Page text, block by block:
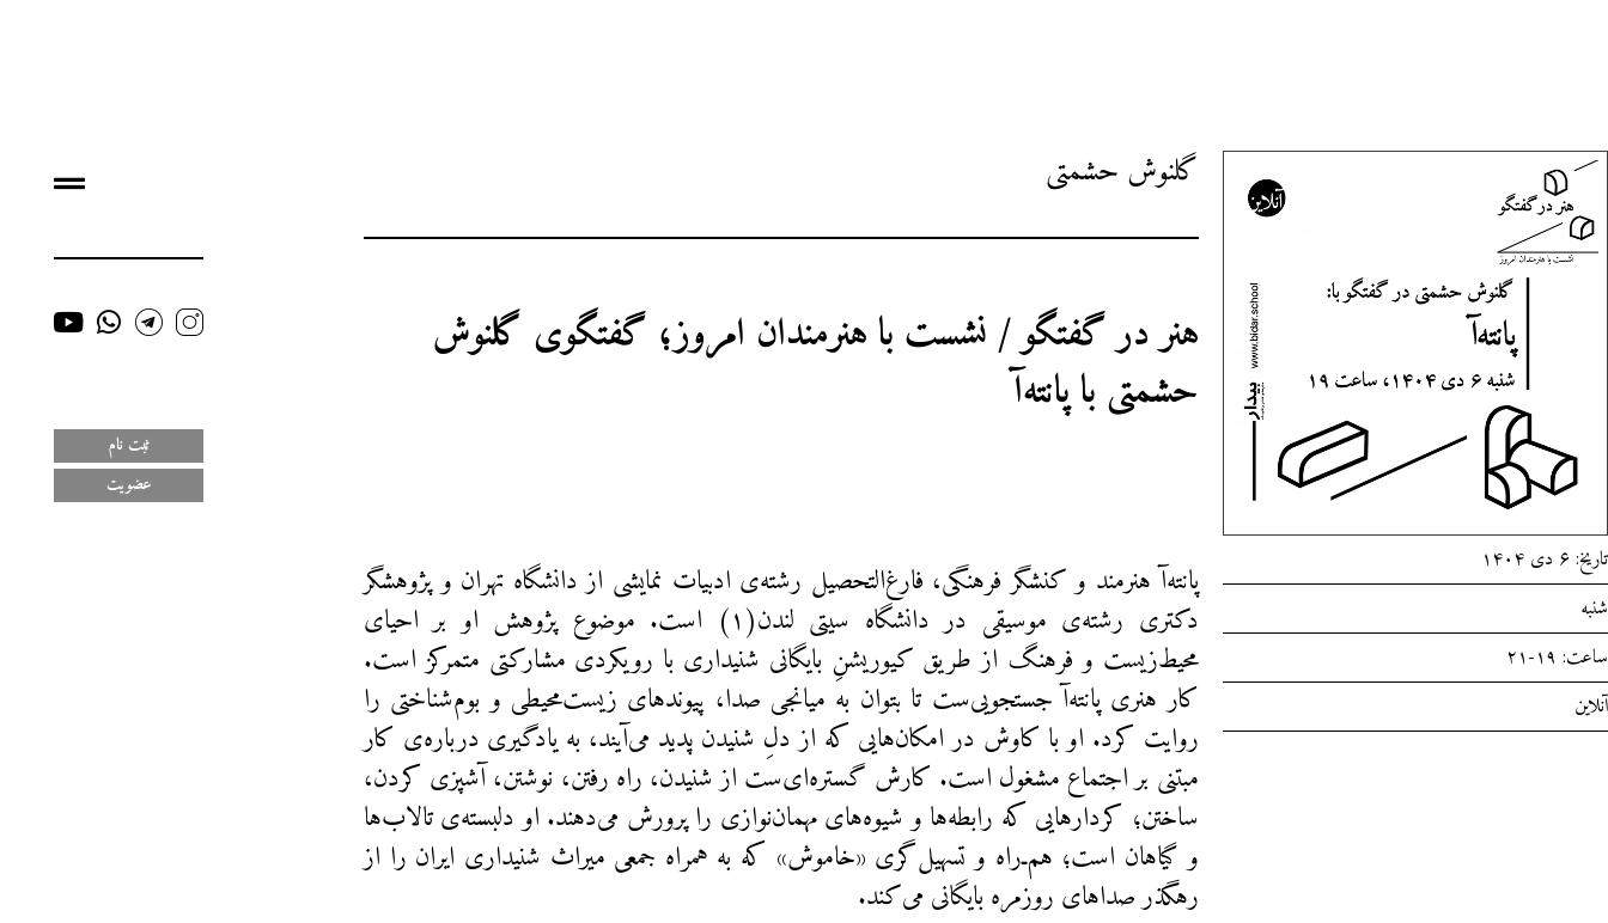
گلنوش حشمتی
هنر در گفتگو / نشست با هنرمندان امروز؛ گفتگوی گلنوش
حشمتی با پانته‌آ
تاریخ: ۶ دی ۱۴۰۴
شنبه
ساعت: ۱۹-۲۱
آنلاین
پانته‌آ هنرمند و کنشگر فرهنگی، فارغ‌التحصیل رشته‌ی ادبیات نمایشی از دانشگاه تهران و پژوهشگر
دکتری رشته‌ی موسیقی در دانشگاه سیتی لندن(۱) است. موضوع پژوهش او بر احیای
محیط‌زیست و فرهنگ از طریق کیوریشنِ بایگانی شنیداری با رویکردی مشارکتی متمرکز است.
کار هنری پانته‌آ جستجو‌یی‌ست تا بتوان به میانجی صدا، پیوندهای زیست‌محیطی و بوم‌شناختی را
روایت کرد. او با کاوش در امکان‌هایی که از دلِ شنیدن پدید می‌آیند، به یادگیری درباره‌ی کار
مبتنی بر اجتماع مشغول است. کارش گستره‌ای‌ست از شنیدن، راه رفتن، نوشتن، آشپزی کردن،
ساختن؛ کردارهایی که رابطه‌ها و شیوه‌های مهمان‌نوازی را پرورش می‌دهند. او دلبسته‌ی تالاب‌ها
و گیاهان است؛ هم‌ـ‌راه و تسهیل‌گری «خاموش» که به همراه جمعی میراث شنیداری ایران را از
رهگذر صداهای روزمره بایگانی می‌کند.
ثبت نام
عضویت